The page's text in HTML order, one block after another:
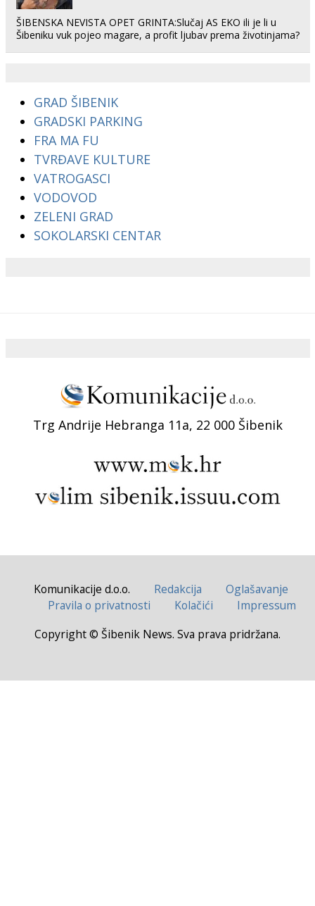
ŠIBENSKA NEVISTA OPET GRINTA:Slučaj AS EKO ili je li u
Šibeniku vuk pojeo magare, a profit ljubav prema životinjama?
GRAD ŠIBENIK
GRADSKI PARKING
FRA MA FU
TVRĐAVE KULTURE
VATROGASCI
VODOVOD
ZELENI GRAD
SOKOLARSKI CENTAR
Trg Andrije Hebranga 11a, 22 000 Šibenik
Komunikacije d.o.o. Redakcija
Oglašavanje
Pravila o privatnosti
Kolačići
Impressum
Copyright © Šibenik News. Sva prava pridržana.